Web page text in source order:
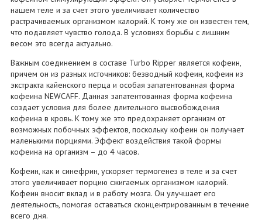
нашем теле и за счет этого увеличивает количество
растрачиваемых организмом калорий. К тому же он известен тем,
что подавляет чувство голода. В условиях борьбы с лишним
весом это всегда актуально.
Важным соединением в составе Turbo Ripper является кофеин,
причем он из разных источников: безводный кофеин, кофеин из
экстракта кайенского перца и особая запатентованная форма
кофеина NEWCAFF. Данная запатентованная форма кофеина
создает условия для более длительного высвобождения
кофеина в кровь. К тому же это предохраняет организм от
возможных побочных эффектов, поскольку кофеин он получает
маленькими порциями. Эффект воздействия такой формы
кофеина на организм – до 4 часов.
Кофеин, как и синефрин, ускоряет термогенез в теле и за счет
этого увеличивает порцию сжигаемых организмом калорий.
Кофеин вносит вклад и в работу мозга. Он улучшает его
деятельность, помогая оставаться сконцентрированным в течение
всего дня.